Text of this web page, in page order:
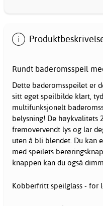
Rundt baderomsspeil
Dette baderomsspeilet er
sitt eget speilbilde klart,
multifunksjonelt
belysning! De høykvalitets
fremovervendt lys og lar
uten å bli blendet. Du kan
med speilets
knappen kan du også
Kobberfritt speilglass - for